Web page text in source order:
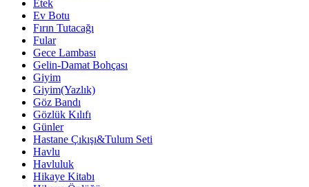
Etek
Ev Botu
Fırın Tutacağı
Fular
Gece Lambası
Gelin-Damat Bohçası
Giyim
Giyim(Yazlık)
Göz Bandı
Gözlük Kılıfı
Günler
Hastane Çıkışı&Tulum Seti
Havlu
Havluluk
Hikaye Kitabı